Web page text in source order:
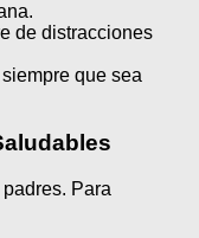
de distracciones
que sea
Para